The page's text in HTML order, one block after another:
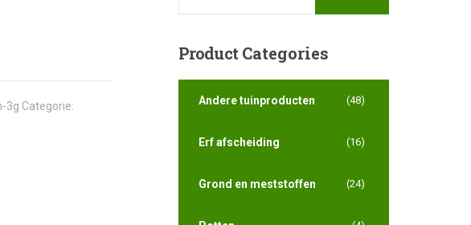
3g Categorie:
ProductCategories
Andere tuinproducten (48)
Erf afscheiding (16)
Grond en meststoffen (24)